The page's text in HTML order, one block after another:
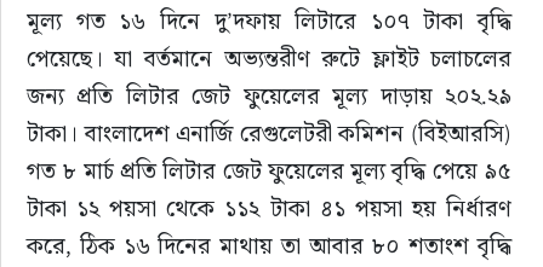
মূল্য গত ১৬ দিনে দু’দফায় লিটারে ১০৭ টাকা বৃদ্ধি
পেয়েছে। যা বর্তমানে অভ্যন্তরীণ রুটে ফ্লাইট চলাচলের
জন্য প্রতি লিটার জেট ফুয়েলের মূল্য দাড়ায় ২০২.২৯
টাকা। বাংলাদেশ এনার্জি রেগুলেটরী কমিশন (বিইআরসি)
গত ৮ মার্চ প্রতি লিটার জেট ফুয়েলের মূল্য বৃদ্ধি পেয়ে ৯৫
টাকা ১২ পয়সা থেকে ১১২ টাকা ৪১ পয়সা হয় নির্ধারণ
করে, ঠিক ১৬ দিনের মাথায় তা আবার ৮০ শতাংশ বৃদ্ধি